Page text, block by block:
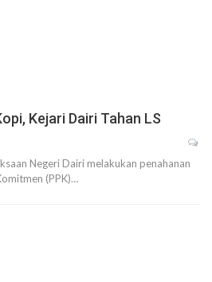
Kejari Dairi Tahan LS
Negeri Dairi melakukan penahanan
(PPK)…